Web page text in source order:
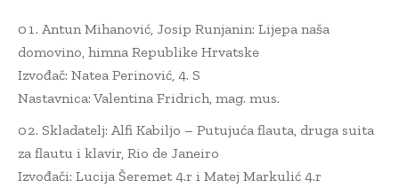
Antun Mihanović, Josip Runjanin: Lijepa naša
domovino, himna Republike Hrvatske
Izvođač: Natea Perinović, 4. S
Nastavnica: Valentina Fridrich, mag. mus.
Skladatelj: Alfi Kabiljo – Putujuća flauta, druga suita
za flautu i klavir, Rio de Janeiro
Izvođači: Lucija Šeremet 4.r i Matej Markulić 4.r